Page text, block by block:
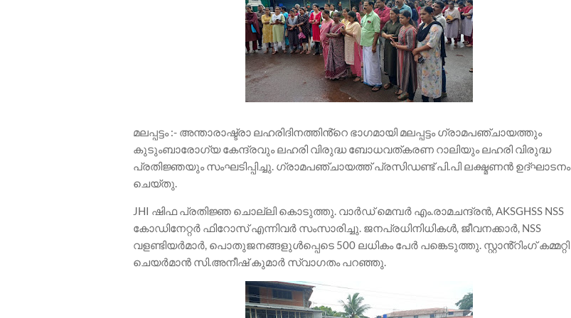
മലപ്പട്ടം :- അന്താരാഷ്ട്രാ ലഹരിദിനത്തിൻ്റെ ഭാഗമായി മലപ്പട്ടം ഗ്രാമപഞ്ചായത്തും
കുടുംബാരോഗ്യ കേന്ദ്രവും ലഹരി വിരുദ്ധ ബോധവത്കരണ റാലിയും ലഹരി വിരുദ്ധ
പ്രതിജ്ഞയും സംഘടിപ്പിച്ചു. ഗ്രാമപഞ്ചായത്ത് പ്രസിഡണ്ട് പി.പി ലക്ഷ്മണൻ ഉദ്ഘാടനം
ചെയ്തു.
JHI ഷിഫ പ്രതിജ്ഞ ചൊല്ലി കൊടുത്തു. വാർഡ് മെമ്പർ എം.രാമചന്ദ്രൻ, AKSGHSS NSS
കോഡിനേറ്റർ ഫിറോസ് എന്നിവർ സംസാരിച്ചു. ജനപ്രധിനിധികൾ, ജീവനക്കാർ, NSS
വളണ്ടിയർമാർ, പൊതുജനങ്ങളുൾപ്പെടെ 500 ലധികം പേർ പങ്കെടുത്തു. സ്റ്റാൻ്റിംഗ് കമ്മറ്റി
ചെയർമാൻ സി.അനീഷ് കുമാർ സ്വാഗതം പറഞ്ഞു.